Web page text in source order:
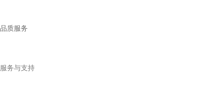
品质服务
服务与支持